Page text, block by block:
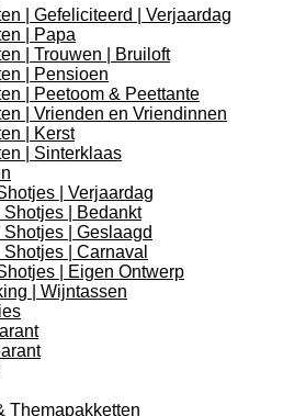
| Gefeliciteerd | Verjaardag
| Papa
| Trouwen | Bruiloft
| Pensioen
| Peetoom & Peettante
| Vrienden en Vriendinnen
| Kerst
| Sinterklaas
| Verjaardag
Shotjes | Bedankt
Shotjes | Geslaagd
Shotjes | Carnaval
| Eigen Ontwerp
| Wijntassen
Themapakketten